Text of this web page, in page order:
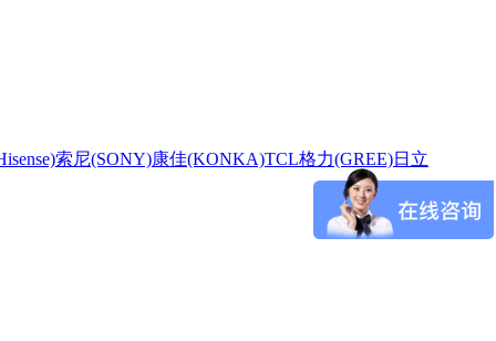
索尼(SONY)康佳(KONKA)TCL格力(GREE)日立